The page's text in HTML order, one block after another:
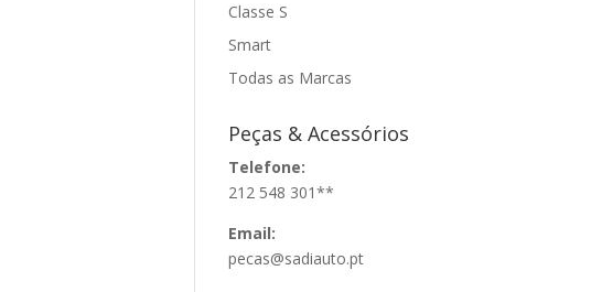
Classe S
Smart
Todas as Marcas
Peças & Acessórios
Telefone:
212 548 301**
Email:
pecas@sadiauto.pt